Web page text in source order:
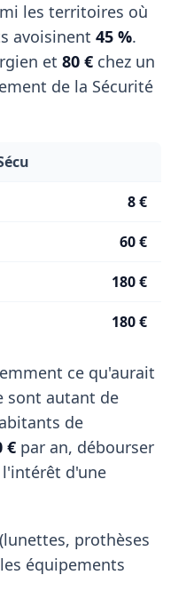
les territoires où
avoisinent 45 %.
et 80 € chez un
de la Sécurité
8 €
60 €
180 €
180 €
ce qu'aurait
sont autant de
de
€ par an, débourser
d'une
prothèses
équipements